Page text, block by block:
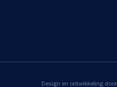
Design en ontwikkeling door